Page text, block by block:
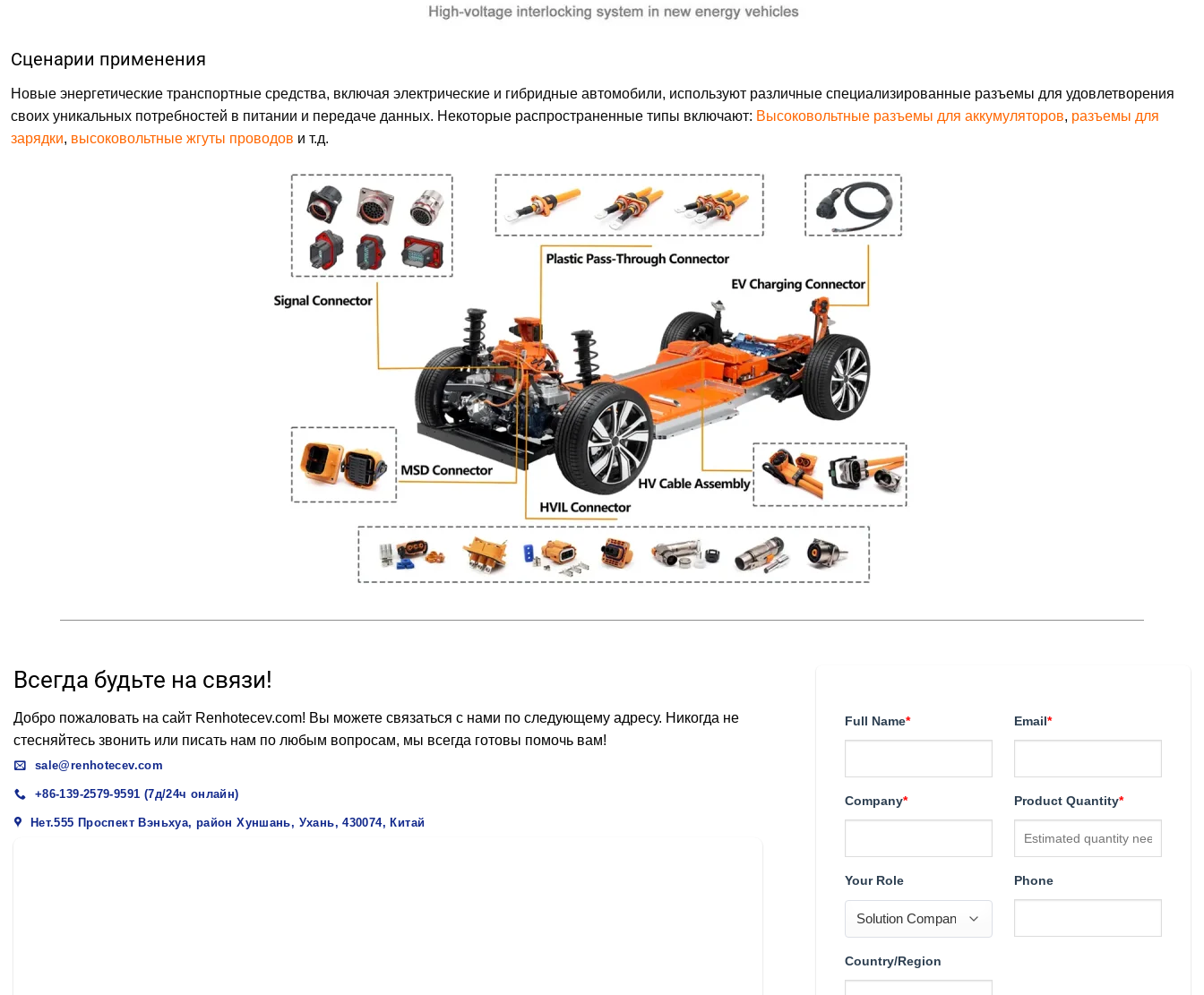
Сценарии применения
Новые энергетические транспортные средства, включая электрические и гибридные автомобили, используют различные специализированные разъемы для удовлетворения
своих уникальных потребностей в питании и передаче данных. Некоторые распространенные типы включают: Высоковольтные разъемы для аккумуляторов, разъемы для
зарядки, высоковольтные жгуты проводов и т.д.
Всегда будьте на связи!
Добро пожаловать на сайт Renhotecev.com! Вы можете связаться с нами по следующему адресу. Никогда не
стесняйтесь звонить или писать нам по любым вопросам, мы всегда готовы помочь вам!
sale@renhotecev.com
+86-139-2579-9591 (7д/24ч онлайн)
Нет.555 Проспект Вэньхуа, район Хуншань, Ухань, 430074, Китай
Full Name* Email*
Company* Product Quantity*
Your Role Phone
Country/Region